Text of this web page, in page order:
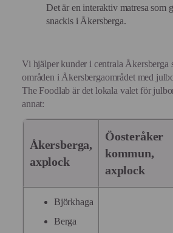
Det är en interaktiv matresa som
snackis i Åkersberga.
Vi hjälper kunder i centrala Åkersberga
områden i Åkersbergaområdet med
The Foodlab är det lokala valet för
annat:
Åkersberga,
axplock
Öosteråker
kommun,
axplock
Björkhaga
Berga